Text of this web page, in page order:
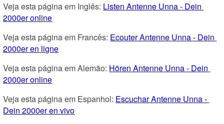
Veja esta página em Inglês: Listen Antenne Unna - Dein
2000er online
Veja esta página em Francês: Ecouter Antenne Unna - Dein
2000er en ligne
Veja esta página em Alemão: Hören Antenne Unna - Dein
2000er online
Veja esta página em Espanhol: Escuchar Antenne Unna -
Dein 2000er en vivo